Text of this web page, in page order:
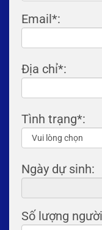
Email*:
Địa chỉ*:
Tình trạng*:
Ngày dự sinh:
Số lượng